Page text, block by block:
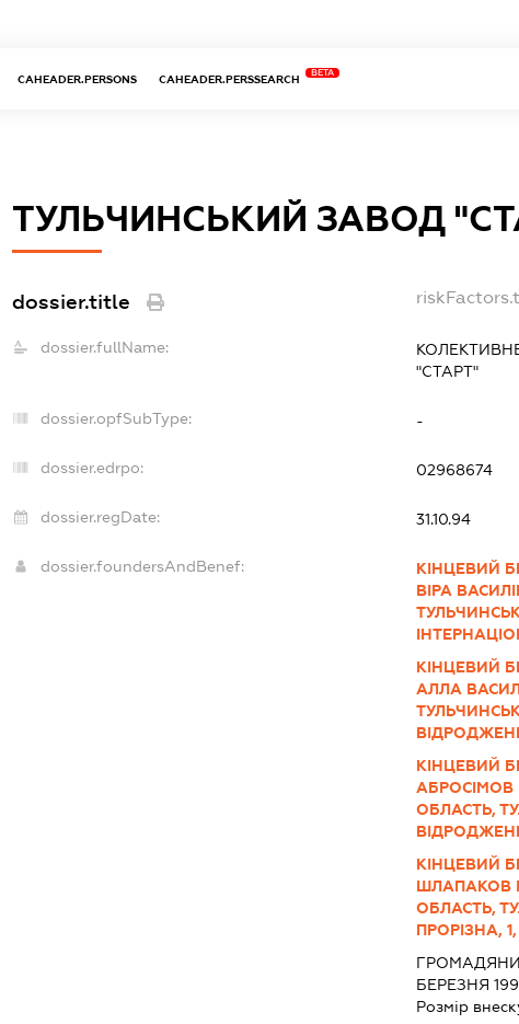
CAHEADER.PERSONS CAHEADER.PERSSEARCH
BETA
ТУЛЬЧИНСЬКИЙ ЗАВОД
dossier.title
dossier.fullName:
"СТАРТ"
dossier.opfSubType: -
dossier.edrpo: 02968674
dossier.regDate: 31.10.94
dossier.foundersAndBenef:
КІНЦЕВИЙ
ВІРА
КІНЦЕВИЙ
АЛЛА
КІНЦЕВИЙ
АБРОСІМОВ
ОБЛАСТЬ,
КІНЦЕВИЙ
ШЛАПАКОВ
ОБЛАСТЬ,
ПРОРІЗНА,
ГРОМАДЯНИ
БЕРЕЗНЯ
Розмір